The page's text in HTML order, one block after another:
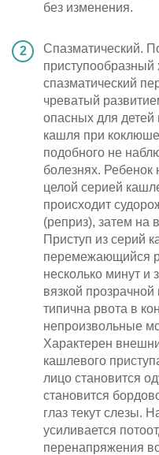
без изменения.
Спазматический.
приступообразный
спазматический
чреватый
опасных для детей
кашля при
подобного не
болезнях.
целой серией
происходит
(реприз), затем на
Приступ из серий
перемежающийся
несколько минут и
вязкой
типична рвота в
непроизвольные
Характерен
кашлевого
лицо становится
становится
глаз текут слезы.
усиливается
перенапряжения